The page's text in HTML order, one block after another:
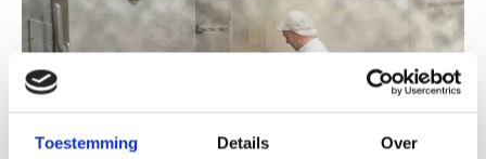
Toestemming Details Over